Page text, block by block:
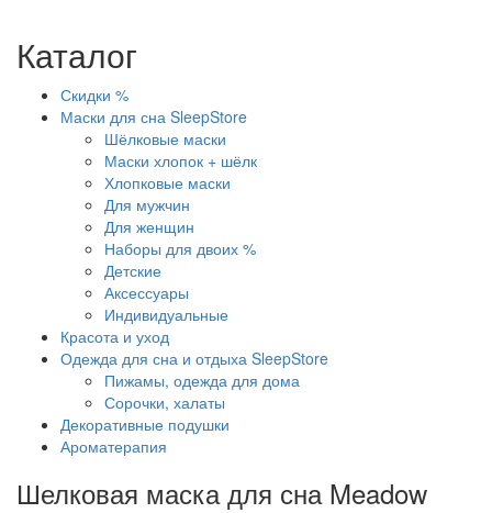
Каталог
Скидки %
Маски для сна SleepStore
Шёлковые маски
Маски хлопок + шёлк
Хлопковые маски
Для мужчин
Для женщин
Наборы для двоих %
Детские
Аксессуары
Индивидуальные
Красота и уход
Одежда для сна и отдыха SleepStore
Пижамы, одежда для дома
Сорочки, халаты
Декоративные подушки
Ароматерапия
Шелковая маска для сна Meadow